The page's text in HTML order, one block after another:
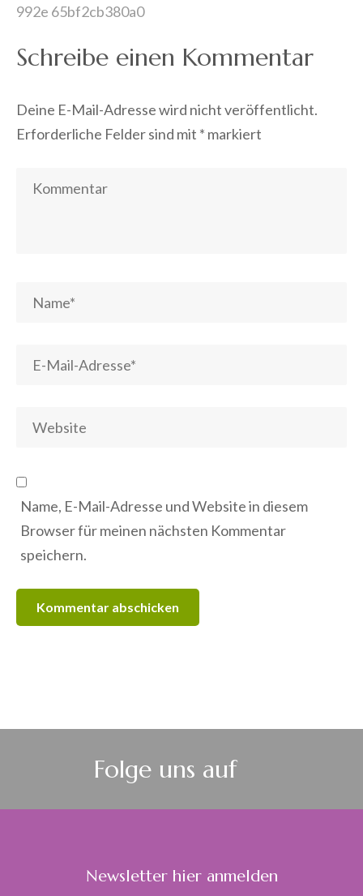
992e 65bf2cb380a0
Schreibe einen Kommentar
Deine E-Mail-Adresse wird nicht veröffentlicht.
Erforderliche Felder sind mit * markiert
Name, E-Mail-Adresse und Website in diesem
Browser für meinen nächsten Kommentar
speichern.
Folge uns auf
Newsletter hier anmelden